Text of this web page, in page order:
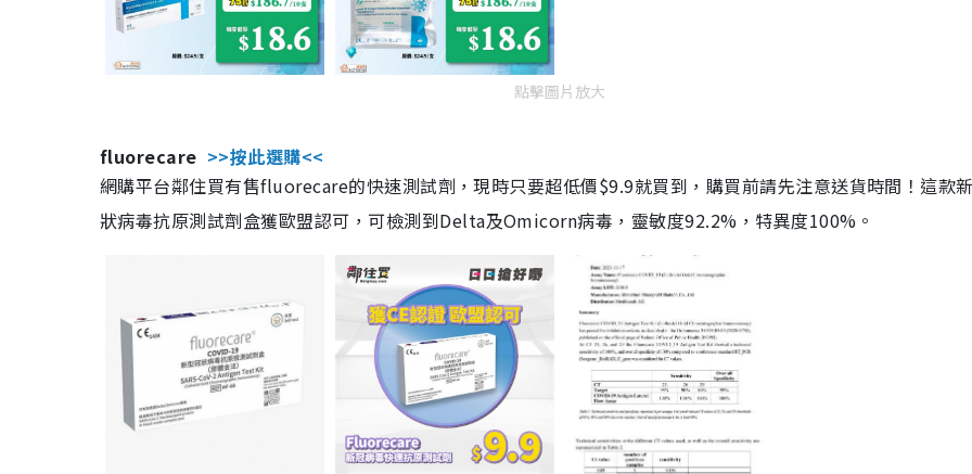
點擊圖片放大
fluorecare >>按此選購<<
網購平台鄰住買有售fluorecare的快速測試劑，現時只要超低價$9.9就買到，購買前請先注意送貨時間！這款
狀病毒抗原測試劑盒獲歐盟認可，可檢測到Delta及Omicorn病毒，靈敏度92.2%，特異度100%。